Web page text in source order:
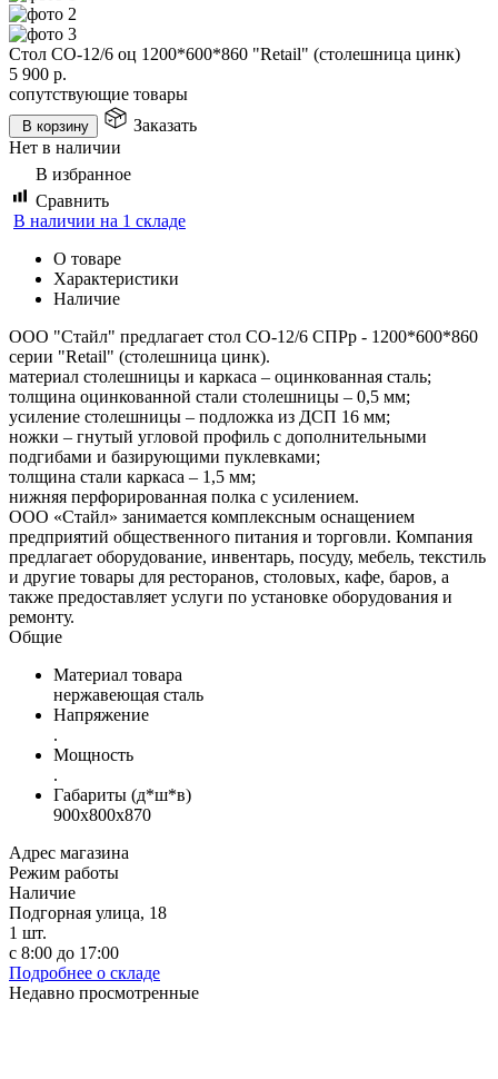
Стол СО-12/6 оц 1200*600*860 "Retail" (столешница цинк)
5 900 р.
сопутствующие товары
В корзину
Заказать
Нет в наличии
В избранное
Сравнить
В наличии на 1 складе
О товаре
Характеристики
Наличие
ООО "Стайл" предлагает стол СО-12/6 СПРр - 1200*600*860
серии "Retail" (столешница цинк).
материал столешницы и каркаса – оцинкованная сталь;
толщина оцинкованной стали столешницы – 0,5 мм;
усиление столешницы – подложка из ДСП 16 мм;
ножки – гнутый угловой профиль с дополнительными
подгибами и базирующими пуклевками;
толщина стали каркаса – 1,5 мм;
нижняя перфорированная полка с усилением.
ООО «Стайл» занимается комплексным оснащением
предприятий общественного питания и торговли. Компания
предлагает оборудование, инвентарь, посуду, мебель, текстиль
и другие товары для ресторанов, столовых, кафе, баров, а
также предоставляет услуги по установке оборудования и
ремонту.
Общие
Материал товара
нержавеющая сталь
Напряжение
.
Мощность
.
Габариты (д*ш*в)
900х800х870
Адрес магазина
Режим работы
Наличие
Подгорная улица, 18
1 шт.
с 8:00 до 17:00
Подробнее о складе
Недавно просмотренные